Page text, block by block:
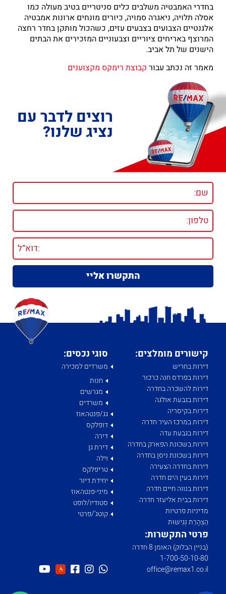
בחדרי האמבטיה משלבים כלים סניטריים בטיב מעולה כמו
אסלה תלויה, ניאגרה סמויה, כיורים מונחים ארונות אמבטיה
אלגנטיים הצבועים בצבעים עזים, כשהכול מותקן בחדר רחצה
המרוצף באריחים ציוריים וצבעוניים המזכירים את הבתים
הישנים של תל אביב.
מאמר זה נכתב עבור קבוצת רימקס מקצוענים
רוצים לדבר עם
נציג שלנו?
קישורים מומלצים:
דירות בחריש
דירות בפרדס חנה כרכור
דירות להשכרה בחדרה
דירות בגבעת אולגה
דירות בקיסריה
דירות במרכז העיר חדרה
דירות בגבעת עדה
דירות בשכונת הפארק בחדרה
דירות בשכונת ניסן בחדרה
דירות בחדרה הצעירה
דירות בעין הים חדרה
דירות בנווה חיים חדרה
דירות בבית אליעזר חדרה
מדיניות פרטיות
הַצְהָרַת נְגִישׁוּת
סוגי נכסים:
משרדים למכירה
חנות
מגרשים
משרדים
גג/פנטהאוז
דופלקס
דירה
דירת גן
וילה
טריפלקס
יחידת דיור
מיני-פנטהאוז
סטודיו/לופט
קוטג'/פרטי
פרטי התקשרות:
(בניין הבלוק) האומן 8 חדרה
1­-700­-50-­10-­80
office@remax1.co.il